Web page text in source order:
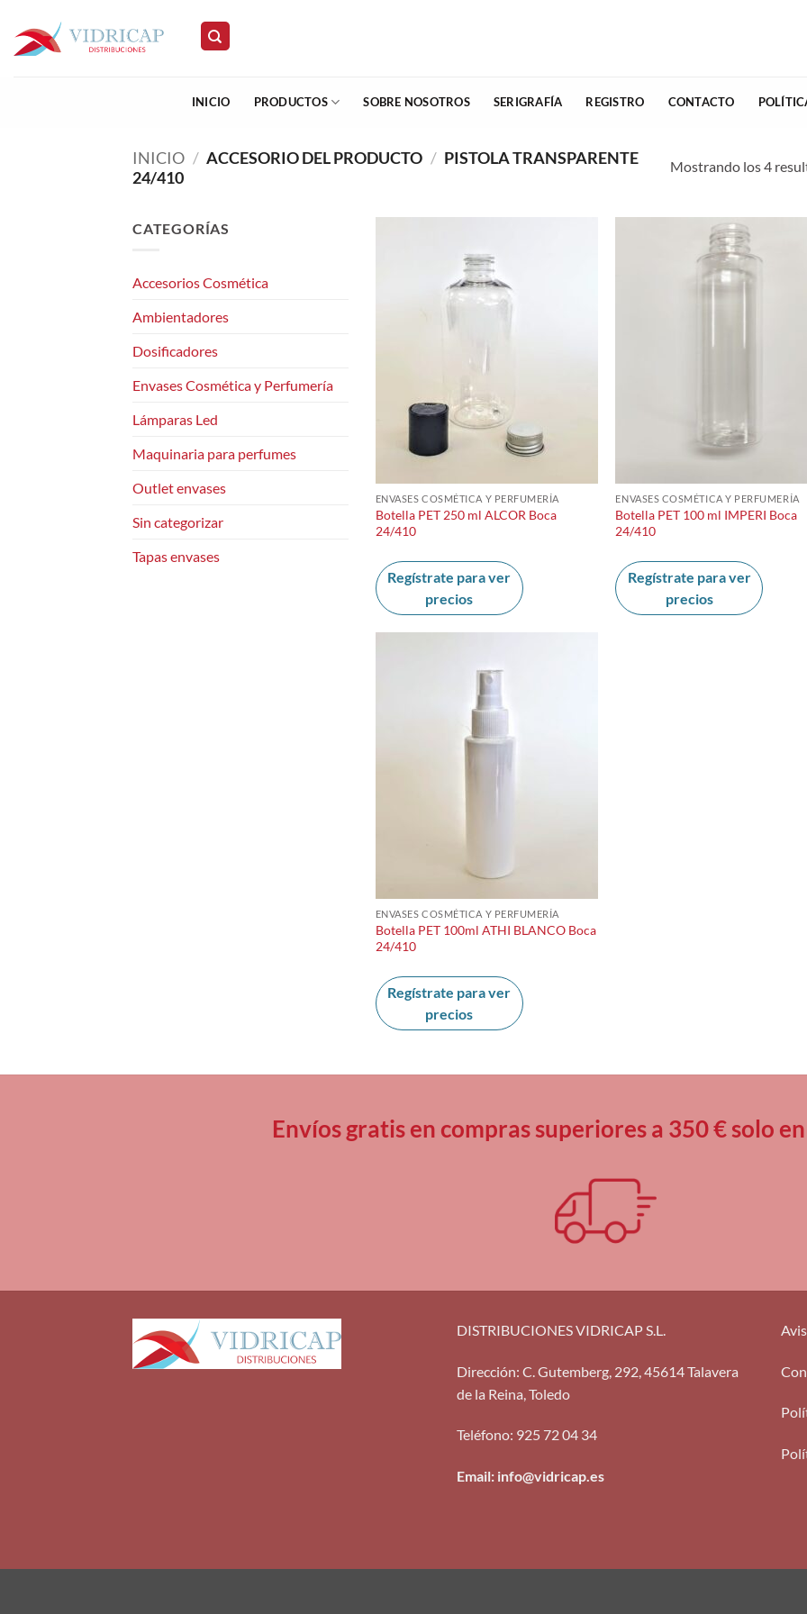
contenido
INICIO PRODUCTOS SOBRE NOSOTROS SERIGRAFÍA REGISTRO CONTACTO
INICIO / ACCESORIO DEL PRODUCTO / PISTOLA TRANSPARENTE
24/410
Mostrando los 4
CATEGORÍAS
Accesorios Cosmética
Ambientadores
Dosificadores
Envases Cosmética y Perfumería
Lámparas Led
Maquinaria para perfumes
Outlet envases
Sin categorizar
Tapas envases
ENVASES COSMÉTICA Y PERFUMERÍA
Botella PET 250 ml ALCOR Boca
24/410
Regístrate para ver
precios
ENVASES COSMÉTICA Y PERFUMERÍA
Botella PET 100 ml IMPERI Boca
24/410
Regístrate para ver
precios
ENVASES COSMÉTICA Y PERFUMERÍA
Botella PET 100ml ATHI BLANCO Boca
24/410
Regístrate para ver
precios
Envíos gratis en compras superiores a 350 € solo
DISTRIBUCIONES VIDRICAP S.L.
Dirección: C. Gutemberg, 292, 45614 Talavera
de la Reina, Toledo
Teléfono: 925 72 04 34
Email: info@vidricap.es